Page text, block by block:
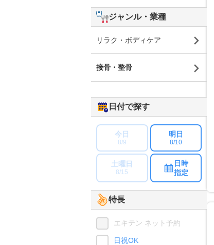
ジャンル・業種
リラク・ボディケア
接骨・整骨
日付で探す
今日
8/9
明日
8/10
土曜日
8/15
日時
指定
特長
エキテン ネット予約
日祝OK